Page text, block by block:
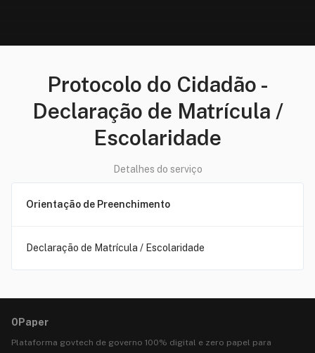
Protocolo do Cidadão -
Declaração de Matrícula /
Escolaridade
Detalhes do serviço
Orientação de Preenchimento
Declaração de Matrícula / Escolaridade
0Paper
Plataforma govtech de governo 100% digital e zero papel para